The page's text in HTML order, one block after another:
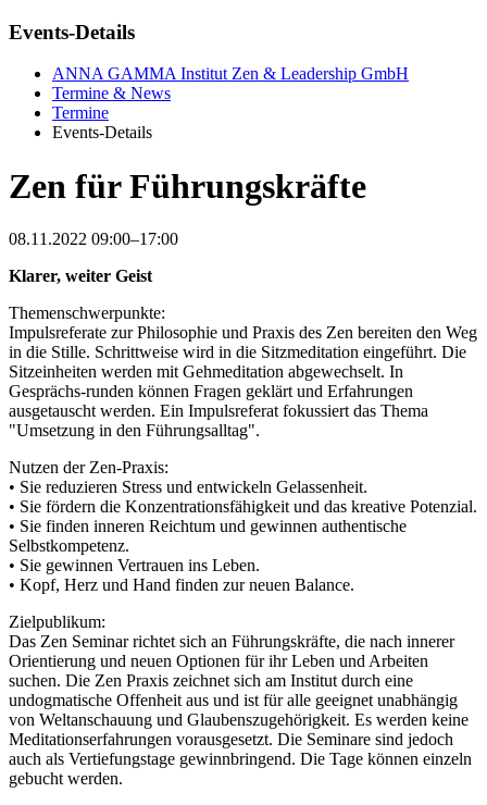
Events-Details
ANNA GAMMA Institut Zen & Leadership GmbH
Termine & News
Termine
Events-Details
Zen für Führungskräfte
08.11.2022 09:00–17:00
Klarer, weiter Geist
Themenschwerpunkte:
Impulsreferate zur Philosophie und Praxis des Zen bereiten den Weg
in die Stille. Schrittweise wird in die Sitzmeditation eingeführt. Die
Sitzeinheiten werden mit Gehmeditation abgewechselt. In
Gesprächs-runden können Fragen geklärt und Erfahrungen
ausgetauscht werden. Ein Impulsreferat fokussiert das Thema
"Umsetzung in den Führungsalltag".
Nutzen der Zen-Praxis:
• Sie reduzieren Stress und entwickeln Gelassenheit.
• Sie fördern die Konzentrationsfähigkeit und das kreative Potenzial.
• Sie finden inneren Reichtum und gewinnen authentische
Selbstkompetenz.
• Sie gewinnen Vertrauen ins Leben.
• Kopf, Herz und Hand finden zur neuen Balance.
Zielpublikum:
Das Zen Seminar richtet sich an Führungskräfte, die nach innerer
Orientierung und neuen Optionen für ihr Leben und Arbeiten
suchen. Die Zen Praxis zeichnet sich am Institut durch eine
undogmatische Offenheit aus und ist für alle geeignet unabhängig
von Weltanschauung und Glaubenszugehörigkeit. Es werden keine
Meditationserfahrungen vorausgesetzt. Die Seminare sind jedoch
auch als Vertiefungstage gewinnbringend. Die Tage können einzeln
gebucht werden.